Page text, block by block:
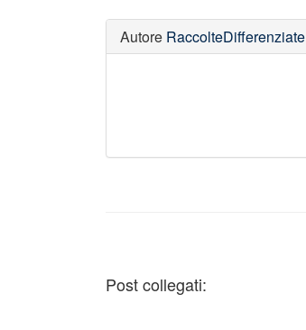
Autore RaccolteDifferenziate
Post collegati: